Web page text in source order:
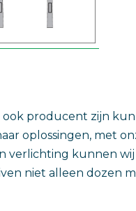
ook producent zijn
oplossingen, met
verlichting kunnen
niet alleen dozen